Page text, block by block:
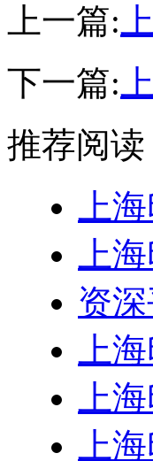
上一篇:
下一篇:
推荐阅读
上
上
资
上
上
上